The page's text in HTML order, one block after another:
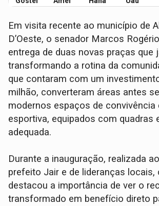
Em visita recente ao município de
D’Oeste, o senador Marcos
entrega de duas novas praças que
transformando a rotina da
que contaram com um
milhão, converteram áreas antes
modernos espaços de convivência
esportiva, equipados com quadras
adequada.
Durante a inauguração, realizada
prefeito Jair e de lideranças locais,
destacou a importância de ver o
transformado em benefício direto